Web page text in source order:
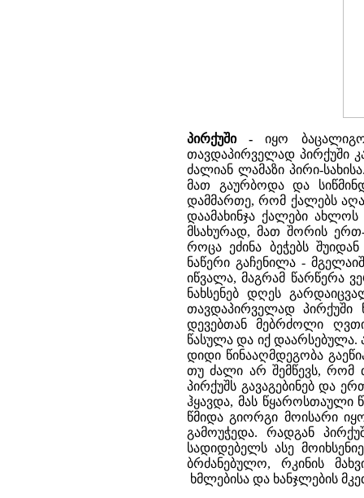
პირქუში -იყო
თავდაპირველად პირქუში
ძალიან ლამაზი პირი-
მათ გაურბოდა და
დამმართე, რომ ქალებს
დაამახინჯა ქალები
მსახურად, მათ შორის
როცა ეძინა ბეჭებს
ნაწერი გაჩენილა -
იწვალა, მაგრამ წარწერა
ნახსენებ დღეს
თავდაპირველად
დევებთან მებრძოლი
წასულა და იქ დაარსებულა.
დიდი წინააღმდეგობა
თუ ძალი არ შემწევს, რომ
პირქუშს გავაგებინებ და
ჰყავდა, მას
წმიდა გიორგი მოისარი
გამოუჭედა. რადგან
სადიდებელს ასე
ბრძანებულო, რკინის
ხმლებისა და ხანჯლების